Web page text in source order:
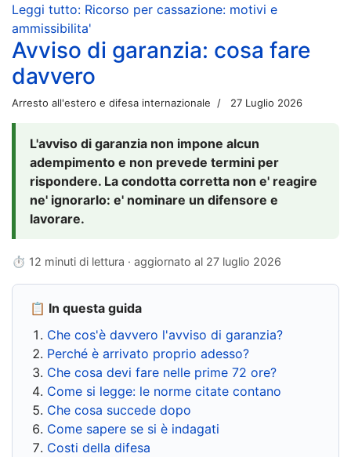
Leggi tutto: Ricorso per cassazione: motivi e
ammissibilita'
Avviso di garanzia: cosa fare
davvero
Arresto all'estero e difesa internazionale 27 Luglio 2026
L'avviso di garanzia non impone alcun
adempimento e non prevede termini per
rispondere. La condotta corretta non e' reagire
ne' ignorarlo: e' nominare un difensore e
lavorare.
⏱ 12 minuti di lettura · aggiornato al 27 luglio 2026
📋 In questa guida
Che cos'è davvero l'avviso di garanzia?
Perché è arrivato proprio adesso?
Che cosa devi fare nelle prime 72 ore?
Come si legge: le norme citate contano
Che cosa succede dopo
Come sapere se si è indagati
Costi della difesa